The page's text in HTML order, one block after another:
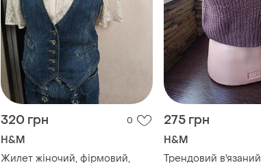
320 грн 0
H&M
Жилет жіночий, фірмовий,
275 грн
H&M
Трендовий в'язаний